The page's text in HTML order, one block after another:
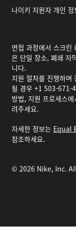
나이키 지원자 개인 정
면접 과정에서 스크린
은 단일 장소, 폐쇄 자
니다.
지원 절차를 진행하며
될 경우 +1 503-671-
방법, 지원 프로세스
려주세요.
자세한 정보는 Equal
참조하세요.
© 2026 Nike, Inc.